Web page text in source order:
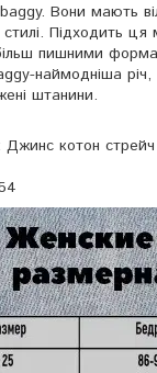
Вони мають
Підходить ця
пишними
наймодніша річ,
штанини.
Джинс котон